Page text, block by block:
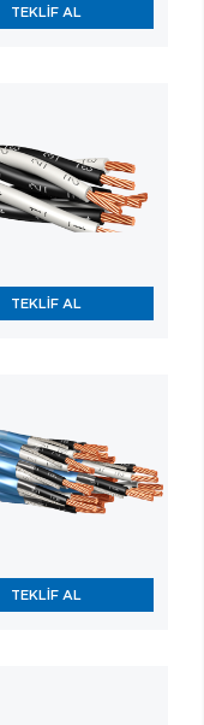
TEKLİF AL
TEKLİF AL
TEKLİF AL